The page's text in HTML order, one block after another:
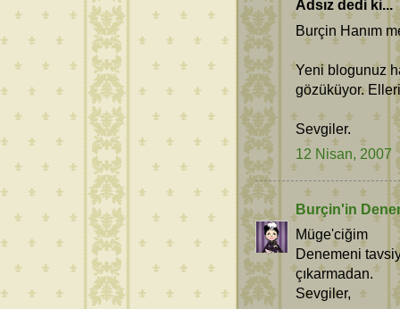
Adsız dedi ki...
Burçin Hanım
Yeni blogunuz
gözüküyor.
Sevgiler.
12 Nisan, 2007
Burçin'in
Müge'ciğim
Denemeni
çıkarmadan.
Sevgiler,